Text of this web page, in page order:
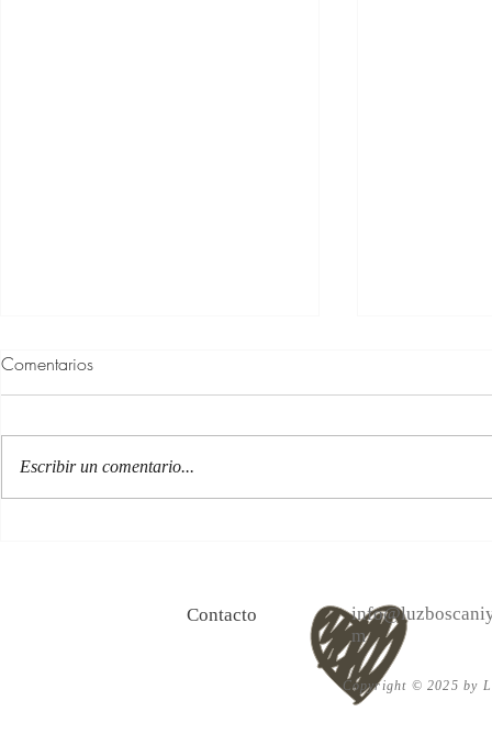
Comentarios
Escribir un comentario...
Contacto
m
Copyright © 2025 by